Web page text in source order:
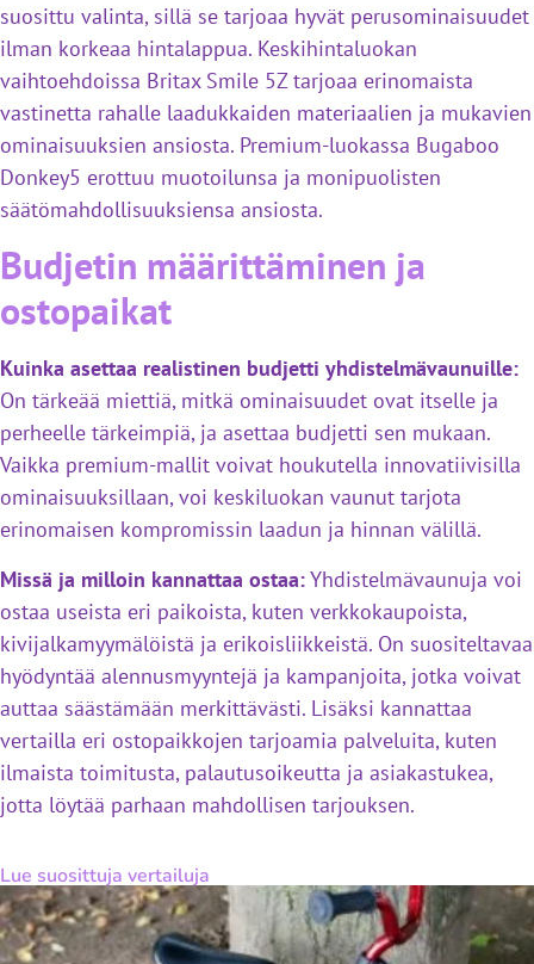
suosittu valinta, sillä se tarjoaa hyvät perusominaisuudet
ilman korkeaa hintalappua. Keskihintaluokan
vaihtoehdoissa Britax Smile 5Z tarjoaa erinomaista
vastinetta rahalle laadukkaiden materiaalien ja mukavien
ominaisuuksien ansiosta. Premium-luokassa Bugaboo
Donkey5 erottuu muotoilunsa ja monipuolisten
säätömahdollisuuksiensa ansiosta.
Budjetin määrittäminen ja
ostopaikat
Kuinka asettaa realistinen budjetti yhdistelmävaunuille:
On tärkeää miettiä, mitkä ominaisuudet ovat itselle ja
perheelle tärkeimpiä, ja asettaa budjetti sen mukaan.
Vaikka premium-mallit voivat houkutella innovatiivisilla
ominaisuuksillaan, voi keskiluokan vaunut tarjota
erinomaisen kompromissin laadun ja hinnan välillä.
Missä ja milloin kannattaa ostaa:Yhdistelmävaunuja voi
ostaa useista eri paikoista, kuten verkkokaupoista,
kivijalkamyymälöistä ja erikoisliikkeistä. On suositeltavaa
hyödyntää alennusmyyntejä ja kampanjoita, jotka voivat
auttaa säästämään merkittävästi. Lisäksi kannattaa
vertailla eri ostopaikkojen tarjoamia palveluita, kuten
ilmaista toimitusta, palautusoikeutta ja asiakastukea,
jotta löytää parhaan mahdollisen tarjouksen.
Lue suosittuja vertailuja